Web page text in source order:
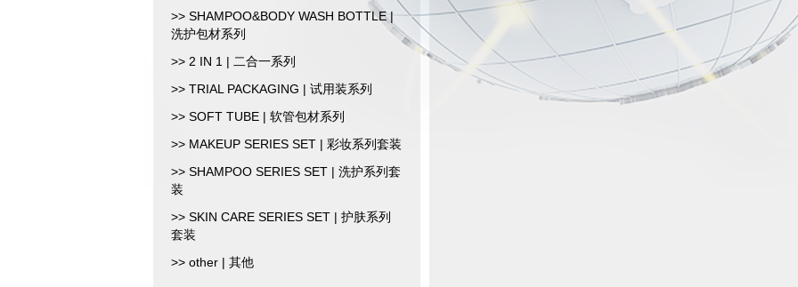
>> SHAMPOO&BODY WASH BOTTLE |
洗护包材系列
>> 2 IN 1 | 二合一系列
>> TRIAL PACKAGING | 试用装系列
>> SOFT TUBE | 软管包材系列
>> MAKEUP SERIES SET | 彩妆系列套装
>> SHAMPOO SERIES SET | 洗护系列套
装
>> SKIN CARE SERIES SET | 护肤系列
套装
>> other | 其他